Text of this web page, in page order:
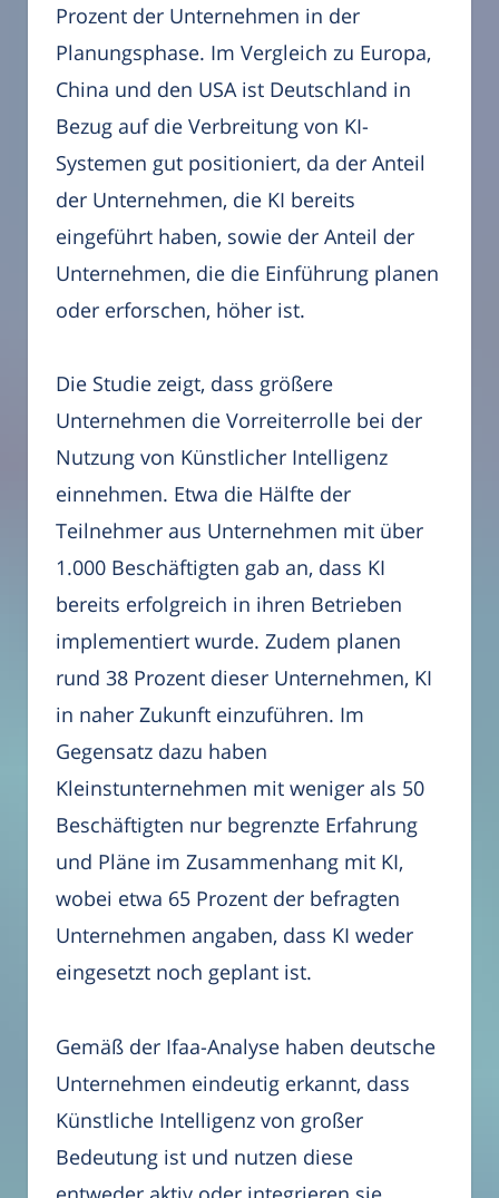
Prozent der Unternehmen in der
Planungsphase. Im Vergleich zu Europa,
China und den USA ist Deutschland in
Bezug auf die Verbreitung von KI-
Systemen gut positioniert, da der Anteil
der Unternehmen, die KI bereits
eingeführt haben, sowie der Anteil der
Unternehmen, die die Einführung planen
oder erforschen, höher ist.
Die Studie zeigt, dass größere
Unternehmen die Vorreiterrolle bei der
Nutzung von Künstlicher Intelligenz
einnehmen. Etwa die Hälfte der
Teilnehmer aus Unternehmen mit über
1.000 Beschäftigten gab an, dass KI
bereits erfolgreich in ihren Betrieben
implementiert wurde. Zudem planen
rund 38 Prozent dieser Unternehmen, KI
in naher Zukunft einzuführen. Im
Gegensatz dazu haben
Kleinstunternehmen mit weniger als 50
Beschäftigten nur begrenzte Erfahrung
und Pläne im Zusammenhang mit KI,
wobei etwa 65 Prozent der befragten
Unternehmen angaben, dass KI weder
eingesetzt noch geplant ist.
Gemäß der Ifaa-Analyse haben deutsche
Unternehmen eindeutig erkannt, dass
Künstliche Intelligenz von großer
Bedeutung ist und nutzen diese